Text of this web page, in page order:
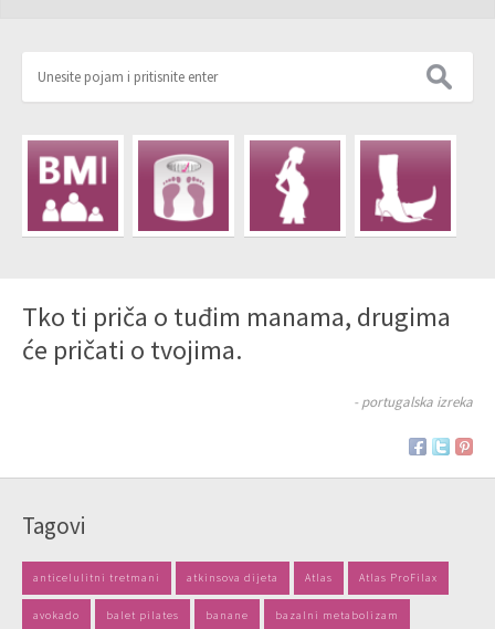
Tko ti priča o tuđim manama, drugima
će pričati o tvojima.
- portugalska izreka
Tagovi
anticelulitni tretmani atkinsova dijeta Atlas Atlas ProFilax
avokado balet pilates banane bazalni metabolizam